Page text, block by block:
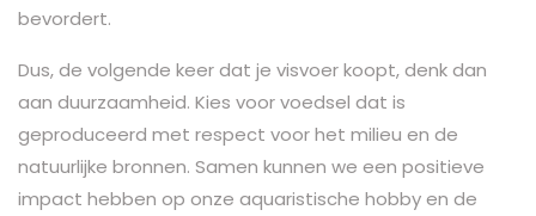
bevordert.
Dus, de volgende keer dat je visvoer koopt, denk dan
aan duurzaamheid. Kies voor voedsel dat is
geproduceerd met respect voor het milieu en de
natuurlijke bronnen. Samen kunnen we een positieve
impact hebben op onze aquaristische hobby en de